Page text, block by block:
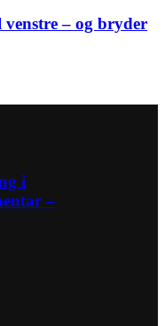
venstre – og bryder
i
–